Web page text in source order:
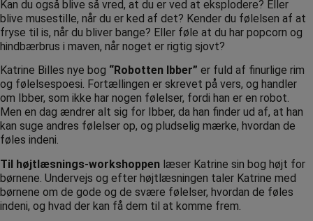
Kan du også blive så vred, at du er ved at eksplodere? Eller
blive musestille, når du er ked af det? Kender du følelsen af at
fryse til is, når du bliver bange? Eller føle at du har popcorn og
hindbærbrus i maven, når noget er rigtig sjovt?
Katrine Billes nye bog “Robotten Ibber” er fuld af finurlige rim
og følelsespoesi. Fortællingen er skrevet på vers, og handler
om Ibber, som ikke har nogen følelser, fordi han er en robot.
Men en dag ændrer alt sig for Ibber, da han finder ud af, at han
kan suge andres følelser op, og pludselig mærke, hvordan de
føles indeni.
Til højtlæsnings-workshoppen læser Katrine sin bog højt for
børnene. Undervejs og efter højtlæsningen taler Katrine med
børnene om de gode og de svære følelser, hvordan de føles
indeni, og hvad der kan få dem til at komme frem.